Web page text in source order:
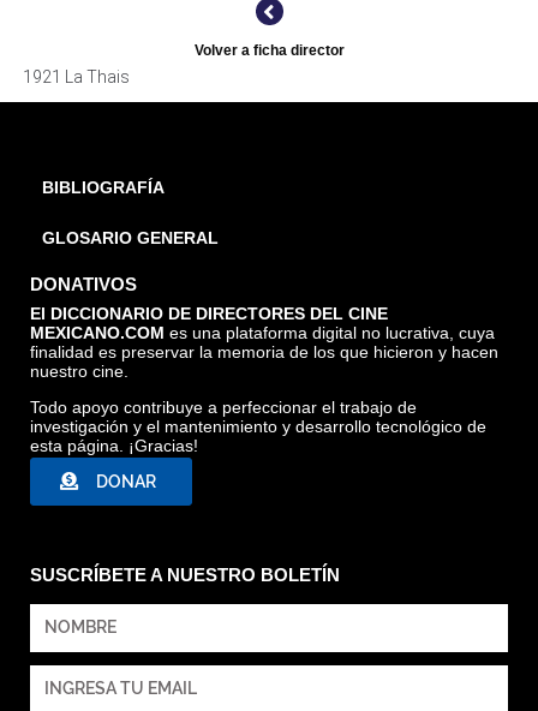
Volver a ficha director
1921 La Thais
BIBLIOGRAFÍA
GLOSARIO GENERAL
DONATIVOS
El DICCIONARIO DE DIRECTORES DEL CINE
MEXICANO.COM es una plataforma digital no lucrativa, cuya
finalidad es preservar la memoria de los que hicieron y hacen
nuestro cine.
Todo apoyo contribuye a perfeccionar el trabajo de
investigación y el mantenimiento y desarrollo tecnológico de
esta página. ¡Gracias!
DONAR
SUSCRÍBETE A NUESTRO BOLETÍN